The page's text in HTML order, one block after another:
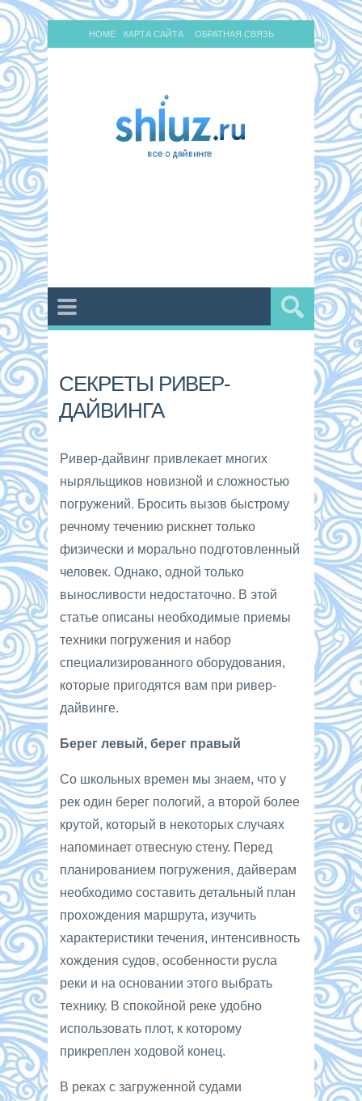
HOME КАРТА САЙТА ОБРАТНАЯ СВЯЗЬ
СЕКРЕТЫ РИВЕР-
ДАЙВИНГА
Ривер-дайвинг привлекает многих
ныряльщиков новизной и сложностью
погружений. Бросить вызов быстрому
речному течению рискнет только
физически и морально подготовленный
человек. Однако, одной только
выносливости недостаточно. В этой
статье описаны необходимые приемы
техники погружения и набор
специализированного оборудования,
которые пригодятся вам при ривер-
дайвинге.
Берег левый, берег правый
Со школьных времен мы знаем, что у
рек один берег пологий, а второй более
крутой, который в некоторых случаях
напоминает отвесную стену. Перед
планированием погружения, дайверам
необходимо составить детальный план
прохождения маршрута, изучить
характеристики течения, интенсивность
хождения судов, особенности русла
реки и на основании этого выбрать
технику. В спокойной реке удобно
использовать плот, к которому
прикреплен ходовой конец.
В реках с загруженной судами